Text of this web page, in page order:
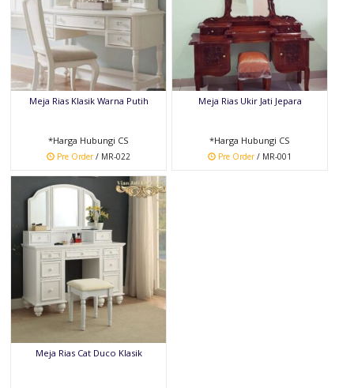
Meja Rias Klasik Warna Putih
*Harga Hubungi CS
Pre Order/ MR-022
Meja Rias Ukir Jati Jepara
*Harga Hubungi CS
Pre Order/ MR-001
Meja Rias Cat Duco Klasik